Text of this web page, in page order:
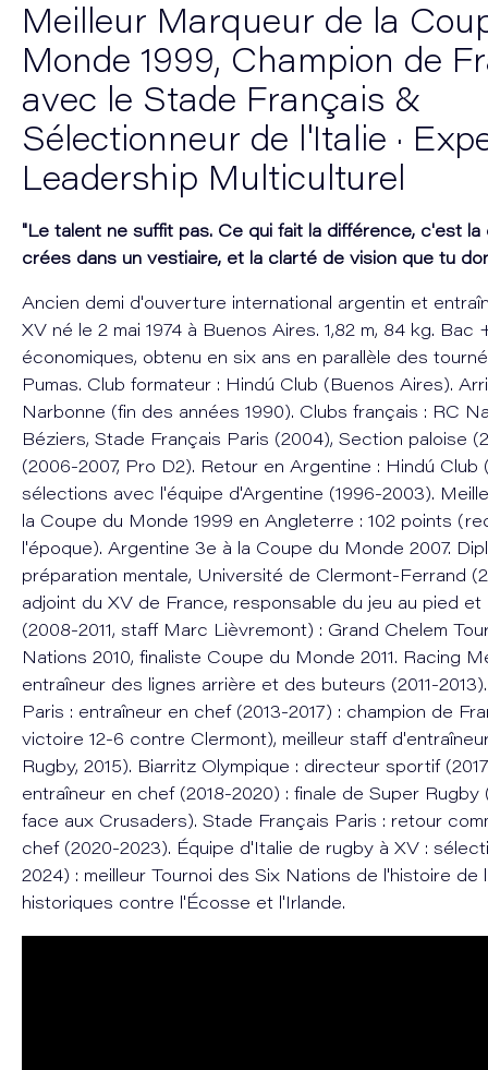
Meilleur Marqueur de la
Monde 1999, Champion de
avec le Stade Français &
Sélectionneur de l'Italie ·
Leadership Multiculturel
"Le talent ne suffit pas. Ce qui fait la différence, c'est
crées dans un vestiaire, et la clarté de vision que tu
Ancien demi d'ouverture international argentin et
XV né le 2 mai 1974 à Buenos Aires. 1,82 m, 84 kg.
économiques, obtenu en six ans en parallèle des
Pumas. Club formateur : Hindú Club (Buenos Aires).
Narbonne (fin des années 1990). Clubs français : RC
Béziers, Stade Français Paris (2004), Section paloise
(2006-2007, Pro D2). Retour en Argentine : Hindú Club
sélections avec l'équipe d'Argentine (1996-2003).
la Coupe du Monde 1999 en Angleterre : 102 points
l'époque). Argentine 3e à la Coupe du Monde 2007.
préparation mentale, Université de Clermont-Ferrand
adjoint du XV de France, responsable du jeu au pied
(2008-2011, staff Marc Lièvremont) : Grand Chelem
Nations 2010, finaliste Coupe du Monde 2011. Racing
entraîneur des lignes arrière et des buteurs (2011-
Paris : entraîneur en chef (2013-2017) : champion de
victoire 12-6 contre Clermont), meilleur staff
Rugby, 2015). Biarritz Olympique : directeur sportif
entraîneur en chef (2018-2020) : finale de Super Rugby
face aux Crusaders). Stade Français Paris : retour
chef (2020-2023). Équipe d'Italie de rugby à XV :
2024) : meilleur Tournoi des Six Nations de l'histoire de
historiques contre l'Écosse et l'Irlande.